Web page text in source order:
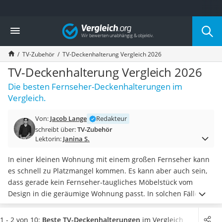
Die beliebtesten Vergleiche nach Kategorie
Elektronik
Powerstation
Monitor 32 Zoll 4K
Fernseher
Drucker
Desktop-PC
Monitor
Laser-Multifunktionsdrucker
Powerline-Adapter
Gaming-PC
Soundbar
17-Zoll-Laptop
Satellitenschüssel
Gaming-Headset
Schnurloses Telefon
Vergleich
TV-Zubehör TV-Deckenhalterung Vergleich 2026
TV-Deckenhalterung Vergleich 2026
Die besten Fernseher-Deckenhalterungen im
Vergleich.
Von: Jacob Lange
Redakteur
schreibt über:TV-Zubehör
Lektorin: Janina S.
In einer kleinen Wohnung mit einem großen Fernseher kann
es schnell zu Platzmangel kommen. Es kann aber auch sein,
dass gerade kein Fernseher-taugliches Möbelstück vom
Design in die geräumige Wohnung passt. In solchen Fällen
finden Sie in einer Fernseher-Deckenhalterung eine große
Stütze. Tests zeigen, wie hilfreich diese Vorrichtung ist und
1 - 2 von 10: Beste TV-Deckenhalterungen im Vergleich